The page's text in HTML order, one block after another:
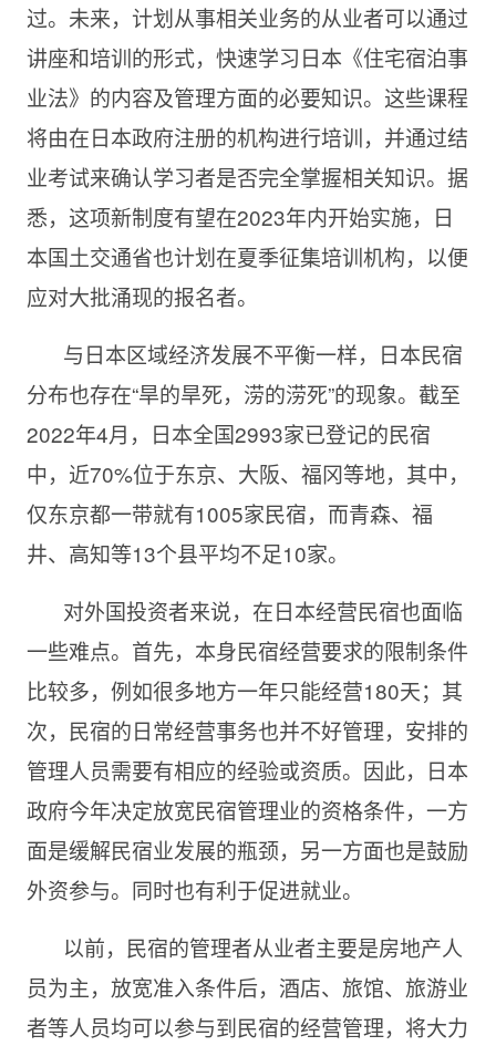
过。未来，计划从事相关业务的从业者可以通过
讲座和培训的形式，快速学习日本《住宅宿泊事
业法》的内容及管理方面的必要知识。这些课程
将由在日本政府注册的机构进行培训，并通过结
业考试来确认学习者是否完全掌握相关知识。据
悉，这项新制度有望在2023年内开始实施，日
本国土交通省也计划在夏季征集培训机构，以便
应对大批涌现的报名者。
与日本区域经济发展不平衡一样，日本民宿
分布也存在“旱的旱死，涝的涝死”的现象。截至
2022年4月，日本全国2993家已登记的民宿
中，近70%位于东京、大阪、福冈等地，其中，
仅东京都一带就有1005家民宿，而青森、福
井、高知等13个县平均不足10家。
对外国投资者来说，在日本经营民宿也面临
一些难点。首先，本身民宿经营要求的限制条件
比较多，例如很多地方一年只能经营180天；其
次，民宿的日常经营事务也并不好管理，安排的
管理人员需要有相应的经验或资质。因此，日本
政府今年决定放宽民宿管理业的资格条件，一方
面是缓解民宿业发展的瓶颈，另一方面也是鼓励
外资参与。同时也有利于促进就业。
以前，民宿的管理者从业者主要是房地产人
员为主，放宽准入条件后，酒店、旅馆、旅游业
者等人员均可以参与到民宿的经营管理，将大力